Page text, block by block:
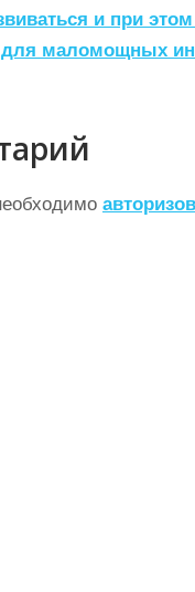
и при
маломощных